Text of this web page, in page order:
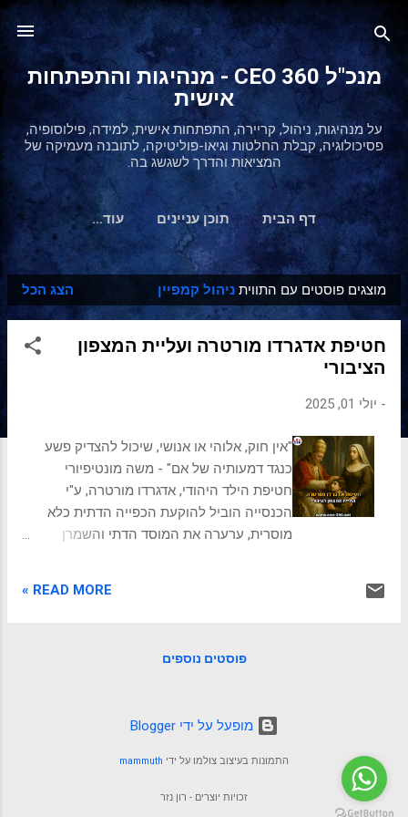
דילוג לתוכן הראשי
מנכ"ל 360 CEO - מנהיגות והתפתחות
אישית
על מנהיגות, ניהול, קריירה, התפתחות אישית, למידה, פילוסופיה,
פסיכולוגיה, קבלת החלטות וגיאו-פוליטיקה, לתובנה מעמיקה של
המציאות והדרך לשגשג בה.
דף הבית תוכן עניינים ‏עוד…
ר
ש
מוצגים פוסטים עם התווית ניהול קמפיין הצג הכל
חטיפת אדגרדו מורטרה ועליית המצפון
הציבורי
- יולי 01, 2025
"אין חוק, אלוהי או אנושי, שיכול להצדיק פשע
כנגד דמעותיה של אם" - משה מונטיפיורי
חטיפת הילד היהודי, אדגרדו מורטרה, ע"י
הכנסייה הוביל להוקעת הכפייה הדתית כלא
מוסרית, ערערה את המוסד הדתי והשמרן
בבולוניה, 1858. צללים ארוכים רקדו על קירות
משפחה יהודית אמידה ומכובדת, שרר שקט של
של אורחים, קשות מכדי להיות טעות. האב,
מומולו מורטרה, קפץ ממיטתו. הוא ידע שצרות
האפיפיור!" קרא קול סמכותי מבחוץ. "המשרתת
READ MORE »
פוסטים נוספים
‏מופעל על ידי Blogger
התמונות בעיצוב צולמו על ידי mammuth
זכויות יוצרים - רון נזר